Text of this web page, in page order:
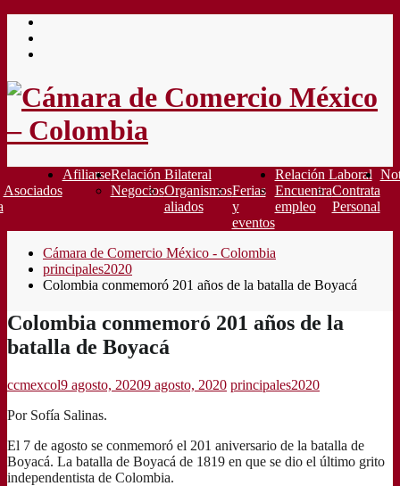
Saltar
contenido
Asociados
AfiliarseRelación Bilateral
NegociosOrganismos
aliados
Ferias
y
eventos
Relación Laboral
Encuentra
empleo
Contrata
Personal
Cámara de Comercio México - Colombia
principales2020
Colombia conmemoró 201 años de la batalla de Boyacá
Colombia conmemoró 201 años de la
batalla de Boyacá
ccmexcol9 agosto, 20209 agosto, 2020 principales2020
Por Sofía Salinas.
El 7 de agosto se conmemoró el 201 aniversario de la batalla de
Boyacá. La batalla de Boyacá de 1819 en que se dio el último grito
independentista de Colombia.